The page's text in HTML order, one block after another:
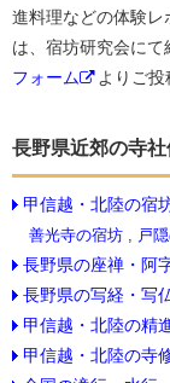
進料理などの体験
は、宿坊研究会に
フォーム
よりご投
長野県近郊の寺
甲信越・北陸の宿
善光寺の宿坊 , 戸
長野県の座禅・阿
長野県の写経・写
甲信越・北陸の精
甲信越・北陸の寺